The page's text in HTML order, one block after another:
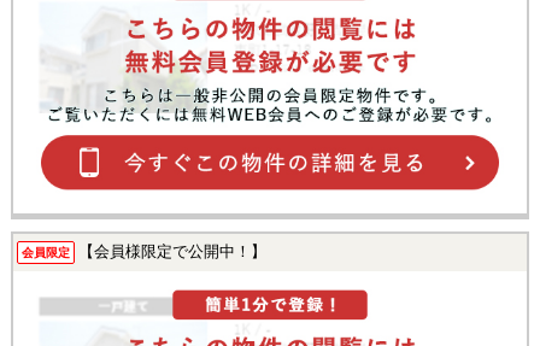
会員限定 【会員様限定で公開中！】